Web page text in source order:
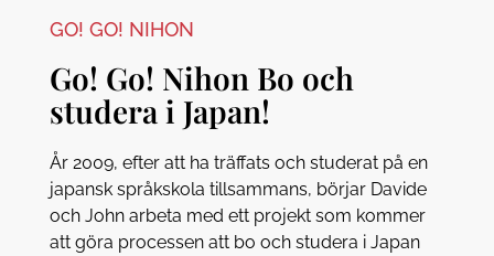
GO! GO! NIHON
Go! Go! Nihon Bo och
studera i Japan!
År 2009, efter att ha träffats och studerat på en
japansk språkskola tillsammans, börjar Davide
och John arbeta med ett projekt som kommer
att göra processen att bo och studera i Japan